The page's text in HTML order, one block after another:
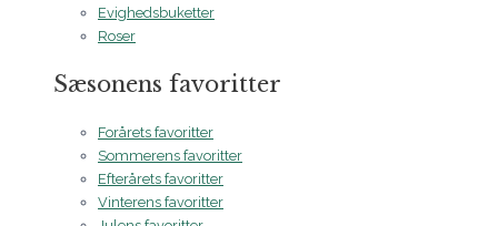
Evighedsbuketter
Roser
Sæsonens favoritter
Forårets favoritter
Sommerens favoritter
Efterårets favoritter
Vinterens favoritter